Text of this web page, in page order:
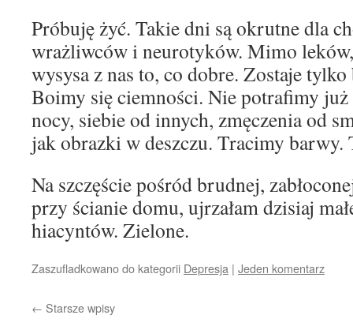
Próbuję żyć. Takie dni są okrutne dla
wrażliwców i neurotyków. Mimo
wysysa z nas to, co dobre. Zostaje
Boimy się ciemności. Nie potrafimy
nocy, siebie od innych, zmęczenia od
jak obrazki w deszczu. Tracimy barwy.
Na szczęście pośród brudnej,
przy ścianie domu, ujrzałam dzisiaj
hiacyntów. Zielone.
Zaszufladkowano do kategorii Depresja | Jeden komentarz
← Starsze wpisy